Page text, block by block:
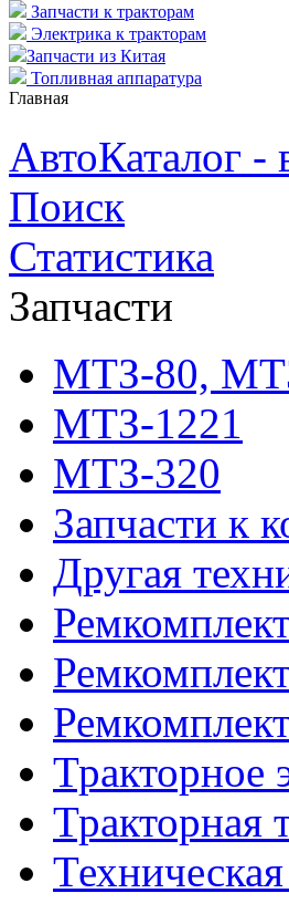
Запчасти к тракторам
Электрика к тракторам
Запчасти из Китая
Топливная аппаратура
Главная
АвтоКаталог -
Поиск
Статистика
Запчасти
МТЗ-80,
МТЗ-1221
МТЗ-320
Запчасти к
Другая
Тракторное
Тракторная